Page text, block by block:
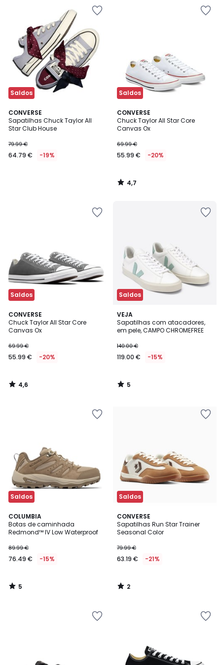
Saldos
CONVERSE
Sapatilhas Chuck Taylor All
Star Club House
79.99 €
64.79 € -19%
Saldos
CONVERSE
Chuck Taylor All Star Core
Canvas Ox
69.99 €
55.99 € -20%
4,7
/ 5
4,7
/
Saldos
CONVERSE
Chuck Taylor All Star Core
Canvas Ox
69.99 €
55.99 € -20%
4,6
/ 5
4,6
/
Saldos
VEJA
Sapatilhas com atacadores,
em pele, CAMPO CHROMEFREE
140.00 €
119.00 € -15%
5
/
5
5
/
Saldos
COLUMBIA
Botas de caminhada
Redmond™ IV Low Waterproof
89.99 €
76.49 € -15%
5
/
5
5
/
Saldos
CONVERSE
Sapatilhas Run Star Trainer
Seasonal Color
79.99 €
63.19 € -21%
2
/
5
2
/